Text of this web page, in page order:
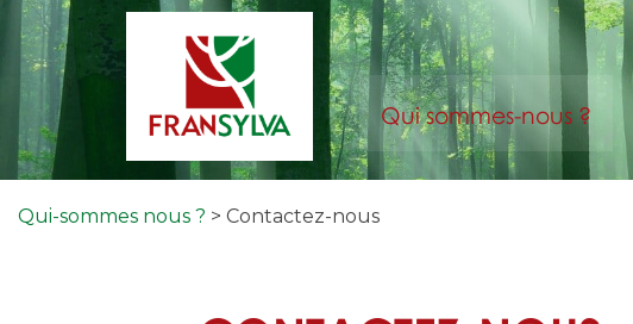
Qui sommes-nous ?
Qui-sommes nous ? > Contactez-nous